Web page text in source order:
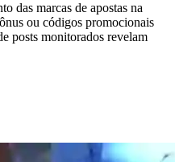
das marcas de apostas na
ou códigos promocionais
posts monitorados revelam